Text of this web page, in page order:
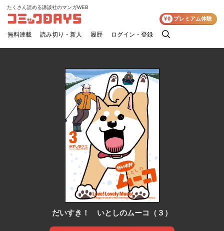
コミックDAYS
たくさん読める講談社のマンガWEB
無料連載 読み切り・新人 履歴 ログイン・登録
検
¥0 プレミアム体験
だいすき！ いとしのムーコ（３）